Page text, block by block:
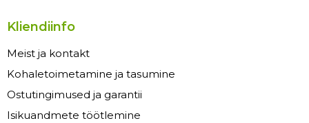
Kliendiinfo
Meist ja kontakt
Kohaletoimetamine ja tasumine
Ostutingimused ja garantii
Isikuandmete töötlemine